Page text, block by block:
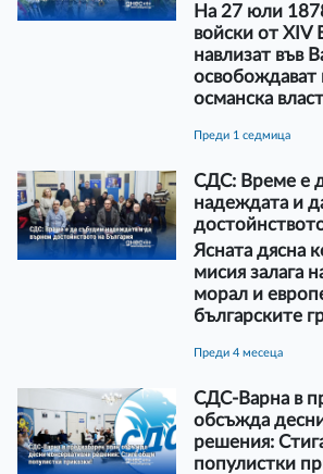
На 27 юли
войски от XIV
навлизат във
освобождават
османска власт
преди 1 седмица
СДС: Време е
надеждата и
Ясната дясна
мисия залага
морал и
българските
преди 4 месеца
СДС-Варна в
обсъжда
решения:
популистки